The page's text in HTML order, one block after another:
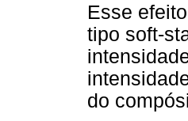
Esse
tipo soft-
do